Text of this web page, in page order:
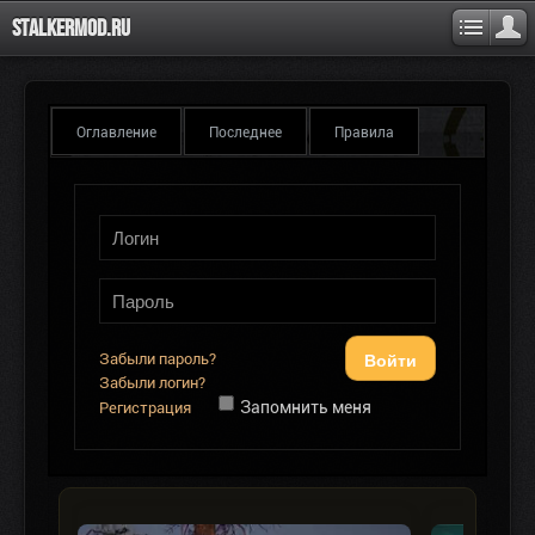
Stalkermod.ru
Оглавление Последнее Правила
Войти
Забыли пароль?
Забыли логин?
Регистрация
Запомнить меня